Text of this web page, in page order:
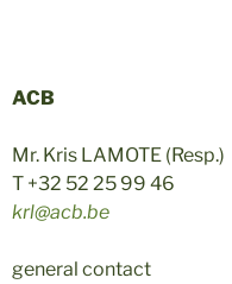
ACB
Mr. Kris LAMOTE (Resp.)
T +32 52 25 99 46
krl@acb.be
general contact